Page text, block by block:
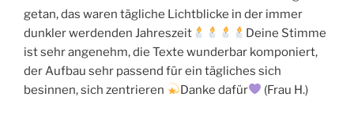
getan, das waren tägliche Lichtblicke in der immer
dunkler werdenden Jahreszeit
Deine Stimme
ist sehr angenehm, die Texte wunderbar komponiert,
der Aufbau sehr passend für ein tägliches sich
besinnen, sich zentrieren
Danke dafür (Frau H.)